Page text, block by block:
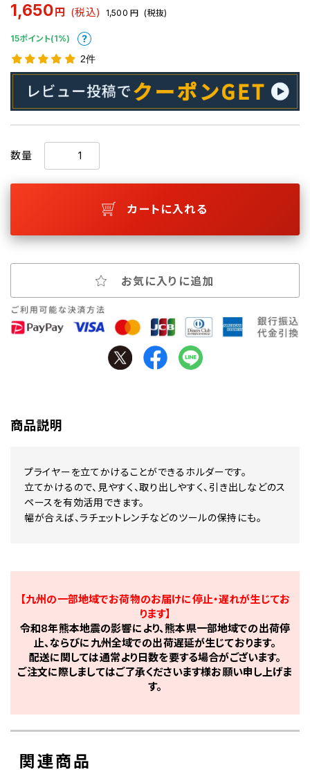
1,650 円 (税込) 1,500 円 (税抜)
15ポイント(1%)
2件
数量
カートに入れる
お気に入りに追加
商品説明
プライヤーを立てかけることができるホルダーです。
立てかけるので、見やすく、取り出しやすく、引き出しなどのス
ペースを有効活用できます。
幅が合えば、ラチェットレンチなどのツールの保持にも。
【九州の一部地域でお荷物のお届けに停止・遅れが生じてお
ります】
令和8年熊本地震の影響により、熊本県一部地域での出荷停
止、ならびに九州全域での出荷遅延が生じております。
配送に関しては通常より日数を要する場合がございます。
ご注文に際しましてはご了承くださいます様お願い申し上げま
す。
関連商品